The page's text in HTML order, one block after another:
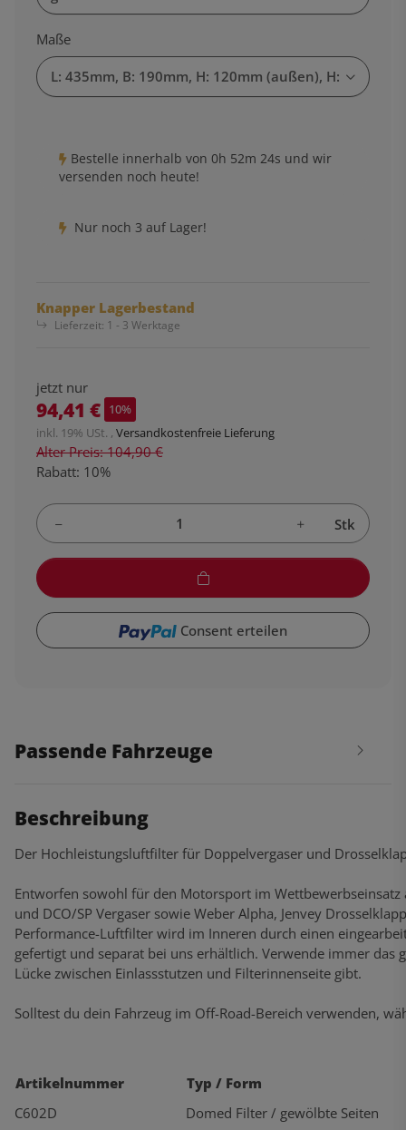
Maße
L: 435mm, B: 190mm, H: 120mm (außen), H: 90mm
Bestelle innerhalb von 0h 52m 23s und wir
versenden noch heute!
Nur noch 3 auf Lager!
Knapper Lagerbestand
Lieferzeit: 1 - 3 Werktage
jetzt nur
94,41 € 10%
inkl. 19% USt. , Versandkostenfreie Lieferung
Alter Preis: 104,90 €
Rabatt: 10%
Stk
Consent erteilen
Passende Fahrzeuge
Beschreibung
Der Hochleistungsluftfilter für Doppelvergaser und
Entworfen sowohl für den Motorsport im Wettbewerbseinsatz
und DCO/SP Vergaser sowie Weber Alpha, Jenvey
Performance-Luftfilter wird im Inneren durch einen
gefertigt und separat bei uns erhältlich. Verwende immer
Lücke zwischen Einlassstutzen und Filterinnenseite gibt.
Solltest du dein Fahrzeug im Off-Road-Bereich verwenden,
Artikelnummer
Typ / Form
C602D
Domed Filter / gewölbte Seiten